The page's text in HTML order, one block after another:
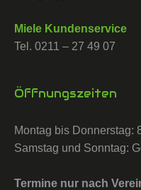
Miele Kundenservice
Tel. 0211 – 27 49 07
Öffnungszeiten
Montag bis Donnerstag:
Samstag und Sonntag:
Termine nur nach